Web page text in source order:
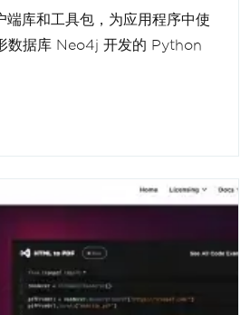
库和工具包，为应用程序中使
数据库 Neo4j 开发的 Python